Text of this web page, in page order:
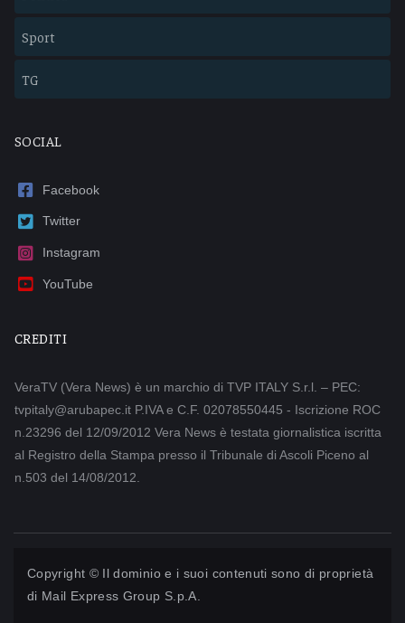
Sport
TG
SOCIAL
Facebook
Twitter
Instagram
YouTube
CREDITI
VeraTV (Vera News) è un marchio di TVP ITALY S.r.l. – PEC:
tvpitaly@arubapec.it P.IVA e C.F. 02078550445 - Iscrizione ROC
n.23296 del 12/09/2012 Vera News è testata giornalistica iscritta
al Registro della Stampa presso il Tribunale di Ascoli Piceno al
n.503 del 14/08/2012.
Copyright © Il dominio e i suoi contenuti sono di proprietà
di Mail Express Group S.p.A.